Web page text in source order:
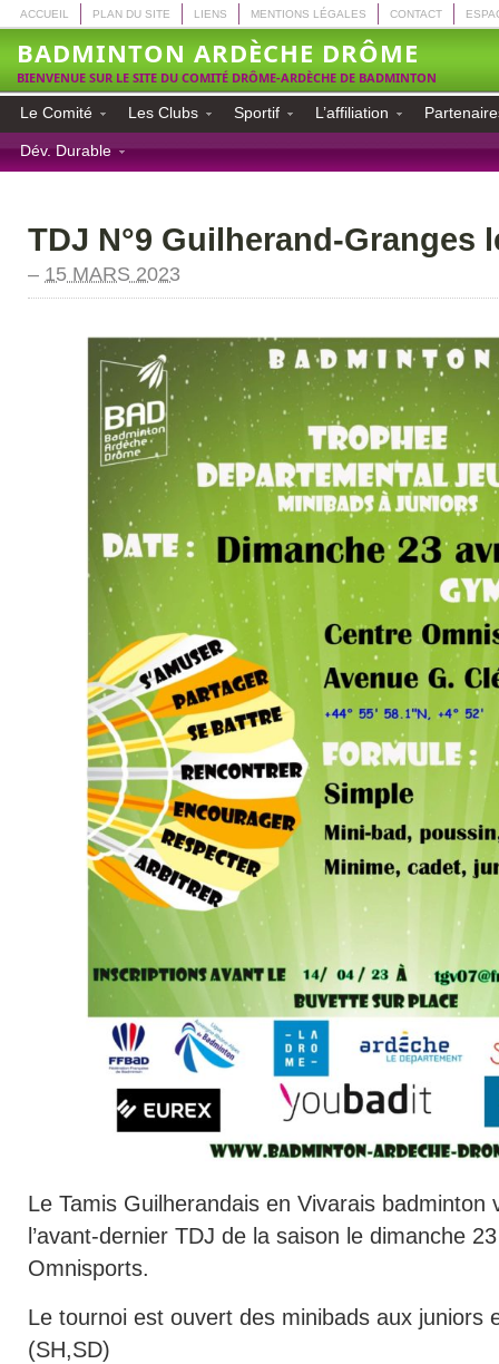
ACCUEIL PLAN DU SITE LIENS MENTIONS LÉGALES CONTACT
BADMINTON ARDÈCHE DRÔME
BIENVENUE SUR LE SITE DU COMITÉ DRÔME-ARDÈCHE DE BADMINTON
Le Comité Les Clubs Sportif L’affiliation
Dév. Durable
TDJ N°9 Guilherand-Granges
– 15 MARS 2023
Le Tamis Guilherandais en Vivarais badminton
l’avant-dernier TDJ de la saison le dimanche
Omnisports.
Le tournoi est ouvert des minibads aux juniors
(SH,SD)